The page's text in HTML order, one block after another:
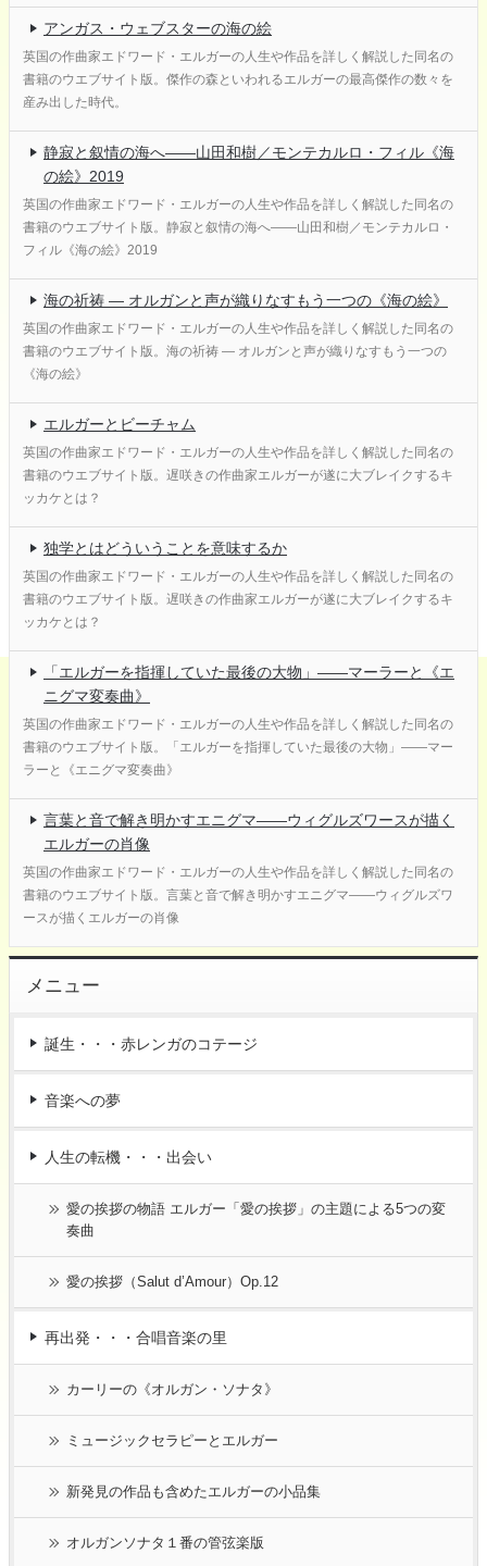
アンガス・ウェブスターの海の絵
英国の作曲家エドワード・エルガーの人生や作品を詳しく解説した同名の
書籍のウエブサイト版。傑作の森といわれるエルガーの最高傑作の数々を
産み出した時代。
静寂と叙情の海へ――山田和樹／モンテカルロ・フィル《海
の絵》2019
英国の作曲家エドワード・エルガーの人生や作品を詳しく解説した同名の
書籍のウエブサイト版。静寂と叙情の海へ――山田和樹／モンテカルロ・
フィル《海の絵》2019
海の祈祷 ― オルガンと声が織りなすもう一つの《海の絵》
英国の作曲家エドワード・エルガーの人生や作品を詳しく解説した同名の
書籍のウエブサイト版。海の祈祷 ― オルガンと声が織りなすもう一つの
《海の絵》
エルガーとビーチャム
英国の作曲家エドワード・エルガーの人生や作品を詳しく解説した同名の
書籍のウエブサイト版。遅咲きの作曲家エルガーが遂に大ブレイクするキ
ッカケとは？
独学とはどういうことを意味するか
英国の作曲家エドワード・エルガーの人生や作品を詳しく解説した同名の
書籍のウエブサイト版。遅咲きの作曲家エルガーが遂に大ブレイクするキ
ッカケとは？
「エルガーを指揮していた最後の大物」――マーラーと《エ
ニグマ変奏曲》
英国の作曲家エドワード・エルガーの人生や作品を詳しく解説した同名の
書籍のウエブサイト版。「エルガーを指揮していた最後の大物」――マー
ラーと《エニグマ変奏曲》
言葉と音で解き明かすエニグマ――ウィグルズワースが描く
エルガーの肖像
英国の作曲家エドワード・エルガーの人生や作品を詳しく解説した同名の
書籍のウエブサイト版。言葉と音で解き明かすエニグマ――ウィグルズワ
ースが描くエルガーの肖像
メニュー
誕生・・・赤レンガのコテージ
音楽への夢
人生の転機・・・出会い
愛の挨拶の物語 エルガー「愛の挨拶」の主題による5つの変
奏曲
愛の挨拶（Salut d’Amour）Op.12
再出発・・・合唱音楽の里
カーリーの《オルガン・ソナタ》
ミュージックセラピーとエルガー
新発見の作品も含めたエルガーの小品集
オルガンソナタ１番の管弦楽版